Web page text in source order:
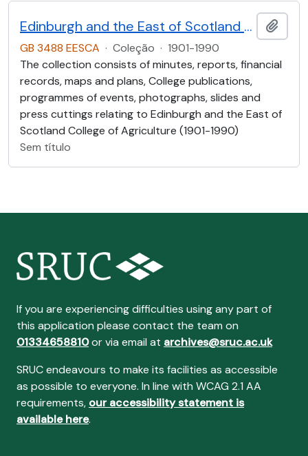
Edinburgh and the East of Scotland College of Agriculture (EESCA)
GB 3488 EESCA · Coleção · 1901-1990
The collection consists of minutes, reports, financial
records, maps and plans, College publications,
programmes of events, photographs, slides and
press cuttings relating to Edinburgh and the East of
Scotland College of Agriculture (1901-1990)
Sem título
If you are experiencing difficulties using any part of
this application please contact the team on
01334658810or via email at archives@sruc.ac.uk
SRUC endeavours to make its facilities as accessible
as possible to everyone. In line with WCAG 2.1 AA
requirements, our accessibility statement is
available here.